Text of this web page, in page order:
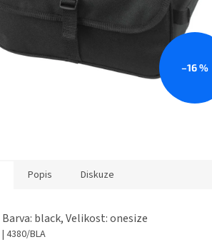
–16 %
Popis Diskuze
Barva: black, Velikost: onesize
| 4380/BLA